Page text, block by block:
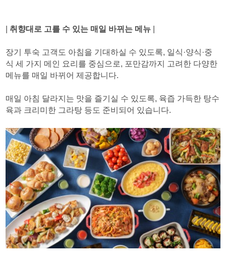
취향대로 고를 수 있는 매일 바뀌는 메뉴
장기 투숙 고객도 아침을 기대하실 수 있도록, 일식·양식·중
식 세 가지 메인 요리를 중심으로, 포만감까지 고려한 다양한
메뉴를 매일 바뀌어 제공합니다.
매일 아침 달라지는 맛을 즐기실 수 있도록, 육즙 가득한 탕수
육과 크리미한 그라탕 등도 준비되어 있습니다.